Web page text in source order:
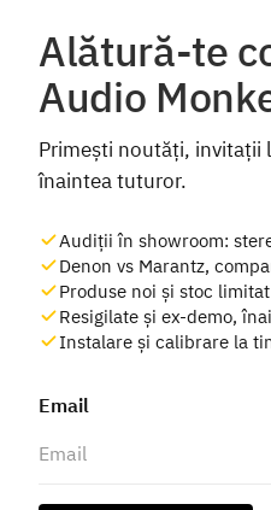
Alătură-te
Audio
Primești noutăți, invitații
înaintea tuturor.
Audiții în showroom:
Denon vs Marantz,
Produse noi și stoc limitat
Resigilate și ex-demo,
Instalare și calibrare la
Email